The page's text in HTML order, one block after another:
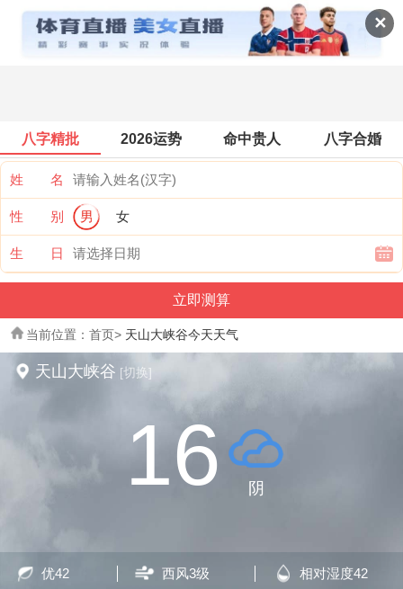
✕
景点天气
八字精批 2026运势 命中贵人 八字合婚
姓 名
性 别 男 女
生 日
当前位置： 首页> 天山大峡谷今天天气
天山大峡谷 [切换]
16 阴
优42 西风3级 相对湿度42